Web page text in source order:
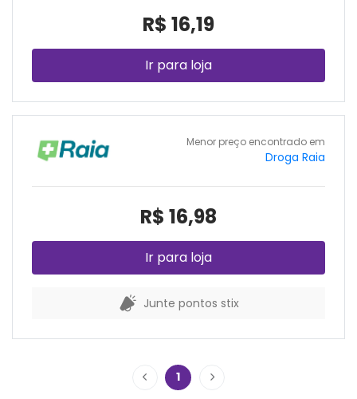
R$ 16,19
Ir para loja
Menor preço encontrado em
Droga Raia
R$ 16,98
Ir para loja
Junte pontos stix
1